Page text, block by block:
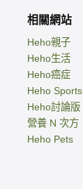
相關網站
Heho親子
Heho生活
Heho癌症
Heho Sports
Heho討論版
營養 N 次方
Heho Pets